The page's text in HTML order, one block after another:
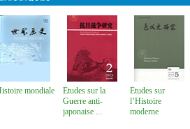
mondiale
Études sur la
Guerre anti-
japonaise ...
Études sur
l’Histoire
moderne